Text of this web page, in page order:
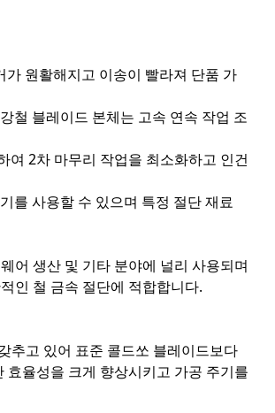
원활해지고 이송이 빨라져 단품 가
철 블레이드 본체는 고속 연속 작업 조
여 2차 마무리 작업을 최소화하고 인건
를 사용할 수 있으며 특정 절단 재료
어 생산 및 기타 분야에 널리 사용되며
인 철 금속 절단에 적합합니다.
추고 있어 표준 콜드쏘 블레이드보다
율성을 크게 향상시키고 가공 주기를